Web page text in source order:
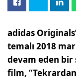
adidas
temalı 2018
devam eden bir
film,